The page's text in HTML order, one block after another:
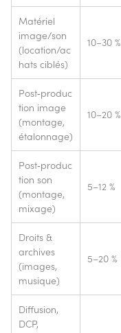
Matériel
image/son
(location/ac
hats ciblés)
10–30 %
Post‑produc
tion image
(montage,
étalonnage)
10–20 %
Post‑produc
tion son
(montage,
mixage)
5–12 %
Droits &
archives
(images,
musique)
5–20 %
Diffusion,
DCP,